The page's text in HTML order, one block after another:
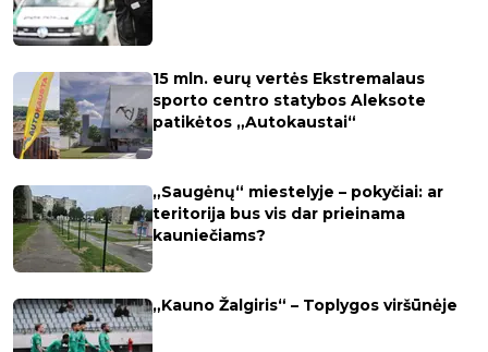
15 mln. eurų vertės Ekstremalaus
sporto centro statybos Aleksote
patikėtos „Autokaustai“
„Saugėnų“ miestelyje – pokyčiai: ar
teritorija bus vis dar prieinama
kauniečiams?
„Kauno Žalgiris“ – Toplygos viršūnėje